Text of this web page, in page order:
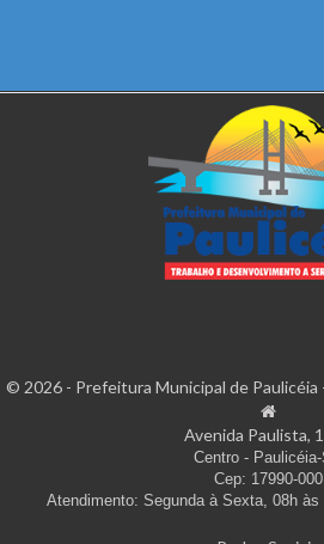
© 2026 - Prefeitura Municipal de
Avenida Paulista,
Centro -
Cep: 17990-000
Atendimento: Segunda à Sexta, 08h